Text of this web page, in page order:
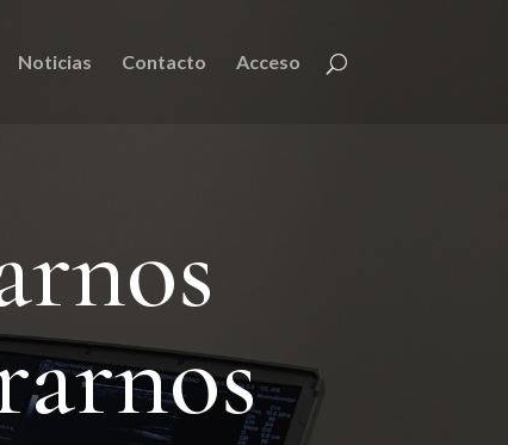
Noticias Contacto Acceso